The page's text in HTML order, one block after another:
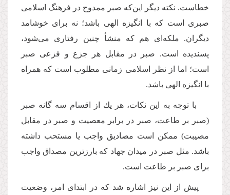
خطاست. نکته دیگر این‌که صبر ممدوح در فرهنگ اسلامی
صبری است که با انگیزه الهی باشد؛ ‌نه برای خوشامد
دیگران. ملکه‌ای هم كه منشأ چنین رفتاری می‌شود،
پسندیده است. صبر در مقابل هر جزع و فزعی صبر
است؛ اما از نظر اسلامی زمانی مطلوب است که همراه
با انگیزه الهی باشد.
با توجه به این نكات، هر یك از اقسام سه گانه صبر
(صبر بر طاعت، صبر در برابر معصیت و صبر در مقابل
مصیبت) ممكن است مصادیق واجب یا مستحب داشته
باشد. مثل صبر در میدان جهاد كه بارزترین مصداق واجب
برای صبر بر طاعت است.
پیش از این نیز اشاره شد كه در ابتدای امر، وضعیت